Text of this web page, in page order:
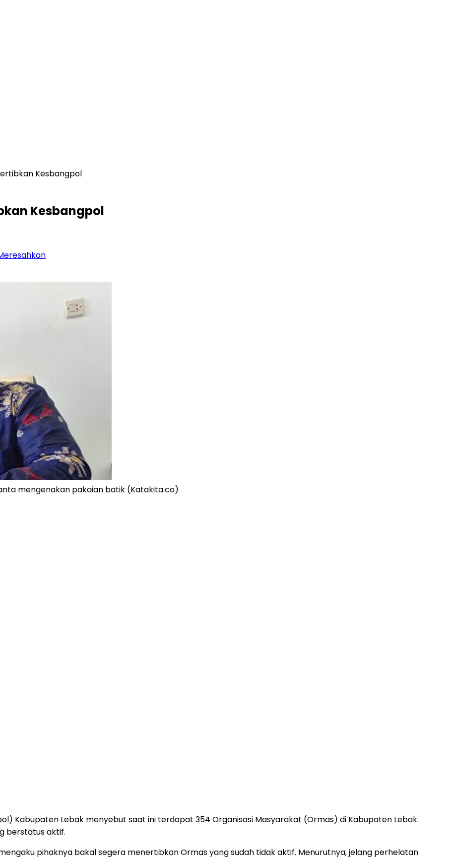
Kesbangpol
Kesbangpol
mengenakan pakaian batik (Katakita.co)
Kabupaten Lebak menyebut saat ini terdapat 354 Organisasi Masyarakat (Ormas) di Kabupaten Lebak.
berstatus aktif.
pihaknya bakal segera menertibkan Ormas yang sudah tidak aktif. Menurutnya, jelang perhelatan